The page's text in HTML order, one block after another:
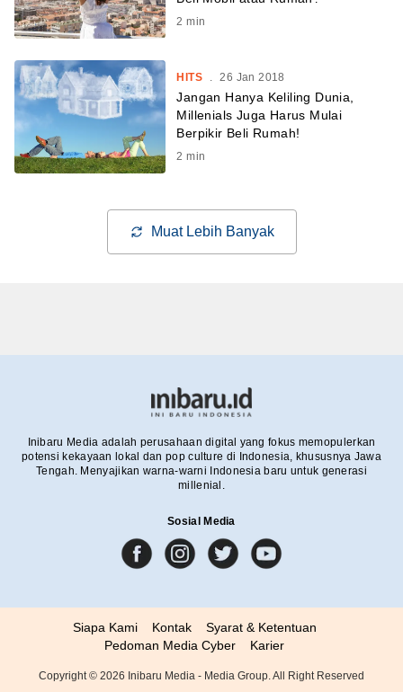
2 min
HITS . 26 Jan 2018
Jangan Hanya Keliling Dunia,
Millenials Juga Harus Mulai
Berpikir Beli Rumah!
2 min
Muat Lebih Banyak
Inibaru Media adalah perusahaan digital yang fokus memopulerkan
potensi kekayaan lokal dan pop culture di Indonesia, khususnya Jawa
Tengah. Menyajikan warna-warni Indonesia baru untuk generasi
millenial.
Sosial Media
Siapa Kami Kontak
Syarat & Ketentuan
Pedoman Media Cyber
Karier
Copyright © 2026 Inibaru Media - Media Group. All Right Reserved